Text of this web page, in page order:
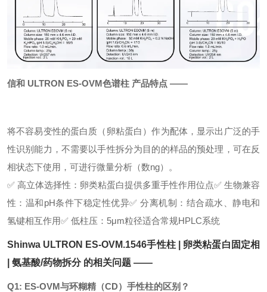
信和 ULTRON ES-OVM色谱柱 产品特点 ——
将不容易变性的蛋白质（卵粘蛋白）作为配体， 显示出广泛的手
性识别能力，不需要以手性拆分为目的的样品的预处理，可在反
相状态下使用，可进行微量分析（数ng）。
✅ 高立体选择性 ：卵类粘蛋白提供多重手性作用位点✅ 生物兼容
性 ：温和pH条件下稳定性优异✅分离机制 ：结合疏水、静电和
氢键相互作用✅ 低柱压 ：5μm粒径适合常规HPLC系统
Shinwa ULTRON ES-OVM.1546手性柱 | 卵类粘蛋白固定相
| 氨基酸/药物拆分 的相关问题 ——
Q1: ES-OVM与环糊精（CD）手性柱的区别？